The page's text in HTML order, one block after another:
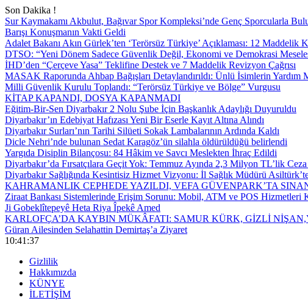
Son Dakika !
Sur Kaymakamı Akbulut, Bağıvar Spor Kompleksi’nde Genç Sporcularla
Barışı Konuşmanın Vakti Geldi
Adalet Bakanı Akın Gürlek’ten ‘Terörsüz Türkiye’ Açıklaması: 12
DTSO: “Yeni Dönem Sadece Güvenlik Değil, Ekonomi ve Demokrasi
İHD’den “Çerçeve Yasa” Teklifine Destek ve 7 Maddelik Revizyon Çağrısı
MASAK Raporunda Ahbap Bağışları Detaylandırıldı: Ünlü İsimlerin Yardım
Milli Güvenlik Kurulu Toplandı: “Terörsüz Türkiye ve Bölge” Vurgusu
KİTAP KAPANDI, DOSYA KAPANMADI
Eğitim-Bir-Sen Diyarbakır 2 Nolu Şube İçin Başkanlık Adaylığı Duyuruldu
Diyarbakır’ın Edebiyat Hafızası Yeni Bir Eserle Kayıt Altına Alındı
Diyarbakır Surları’nın Tarihi Silüeti Sokak Lambalarının Ardında Kaldı
Dicle Nehri’nde bulunan Sedat Karagöz’ün silahla öldürüldüğü belirlendi
Yargıda Disiplin Bilançosu: 84 Hâkim ve Savcı Meslekten İhraç Edildi
Diyarbakır’da Fırsatçılara Geçit Yok: Temmuz Ayında 2,3 Milyon TL’lik Ceza
Diyarbakır Sağlığında Kesintisiz Hizmet Vizyonu: İl Sağlık Müdürü
KAHRAMANLIK CEPHEDE YAZILDI, VEFA GÜVENPARK’TA
Ziraat Bankası Sistemlerinde Erişim Sorunu: Mobil, ATM ve POS Hizmetleri
Ji Gobeklîtepeyê Heta Riya Îpekê Amed
KARLOFÇA’DA KAYBIN MÜKÂFATI: SAMUR KÜRK, GİZLİ
Güran Ailesinden Selahattin Demirtaş’a Ziyaret
10:41:38
Gizlilik
Hakkımızda
KÜNYE
İLETİŞİM